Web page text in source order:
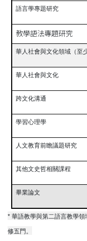
語言學專題研究
教學語法專題研究
華人社會與文化領域（至
華人社會與文化
跨文化溝通
學習心理學
人文教育前瞻議題研究
其他文史哲相關課程
畢業論文
* 華語教學與第二語言教學領
修五門。